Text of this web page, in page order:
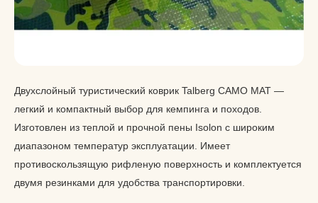
Двухслойный туристический коврик Talberg CAMO MAT —
легкий и компактный выбор для кемпинга и походов.
Изготовлен из теплой и прочной пены Isolon с широким
диапазоном температур эксплуатации. Имеет
противоскользящую рифленую поверхность и комплектуется
двумя резинками для удобства транспортировки.